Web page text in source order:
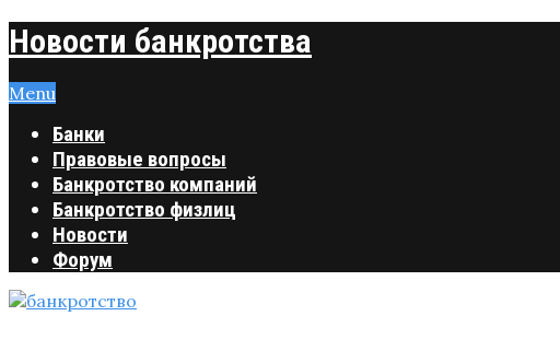
Новости банкротства
Menu
Банки
Правовые вопросы
Банкротство компаний
Банкротство физлиц
Новости
Форум